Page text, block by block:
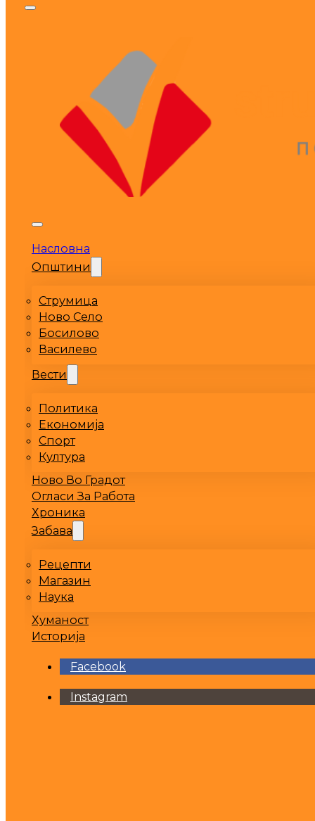
Насловна
Општини
Струмица
Ново Село
Босилово
Василево
Вести
Политика
Економија
Спорт
Култура
Ново Во Градот
Огласи За Работа
Хроника
Забава
Рецепти
Магазин
Наука
Хуманост
Историја
Facebook
Instagram